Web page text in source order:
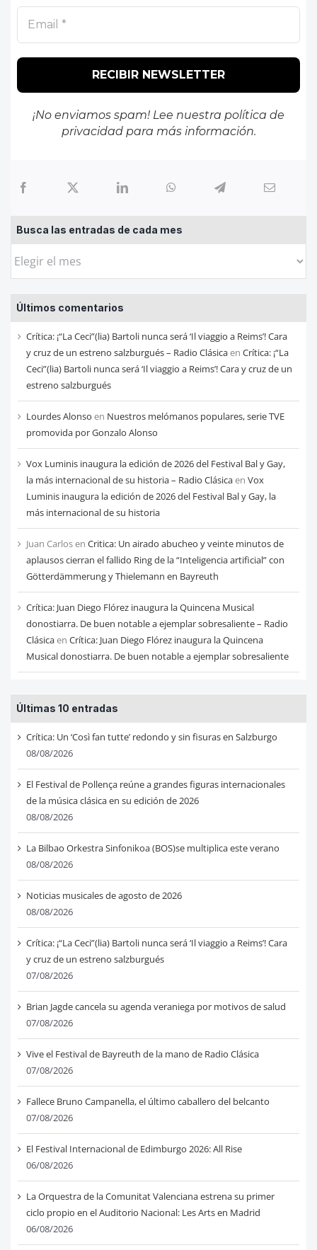
¡No enviamos spam! Lee nuestra política de
privacidadpara más información.
Busca las entradas de cada mes
Busca
entradas
de
cada
mes
Últimos comentarios
Crítica: ¡“La Ceci”(lia) Bartoli nunca será ‘Il viaggio a Reims’! Cara
y cruz de un estreno salzburgués – Radio Clásicaen Crítica: ¡“La
Ceci”(lia) Bartoli nunca será ‘Il viaggio a Reims’! Cara y cruz de un
estreno salzburgués
Lourdes Alonso en Nuestros melómanos populares, serie TVE
promovida por Gonzalo Alonso
Vox Luminis inaugura la edición de 2026 del Festival Bal y Gay,
la más internacional de su historia – Radio Clásicaen Vox
Luminis inaugura la edición de 2026 del Festival Bal y Gay, la
más internacional de su historia
Juan Carlosen Critica: Un airado abucheo y veinte minutos de
aplausos cierran el fallido Ring de la “Inteligencia artificial” con
Götterdämmerung y Thielemann en Bayreuth
Crítica: Juan Diego Flórez inaugura la Quincena Musical
donostiarra. De buen notable a ejemplar sobresaliente – Radio
Clásicaen Crítica: Juan Diego Flórez inaugura la Quincena
Musical donostiarra. De buen notable a ejemplar sobresaliente
Últimas 10 entradas
Crítica: Un ‘Così fan tutte’ redondo y sin fisuras en Salzburgo
08/08/2026
El Festival de Pollença reúne a grandes figuras internacionales
de la música clásica en su edición de 2026
08/08/2026
La Bilbao Orkestra Sinfonikoa (BOS)se multiplica este verano
08/08/2026
Noticias musicales de agosto de 2026
08/08/2026
Crítica: ¡“La Ceci”(lia) Bartoli nunca será ‘Il viaggio a Reims’! Cara
y cruz de un estreno salzburgués
07/08/2026
Brian Jagde cancela su agenda veraniega por motivos de salud
07/08/2026
Vive el Festival de Bayreuth de la mano de Radio Clásica
07/08/2026
Fallece Bruno Campanella, el último caballero del belcanto
07/08/2026
El Festival Internacional de Edimburgo 2026: All Rise
06/08/2026
La Orquestra de la Comunitat Valenciana estrena su primer
ciclo propio en el Auditorio Nacional: Les Arts en Madrid
06/08/2026